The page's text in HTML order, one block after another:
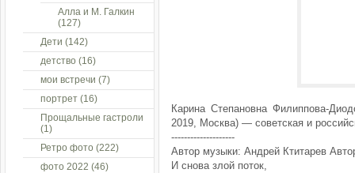
Карина Степановна Филиппова-
2019, Москва) — советская и
--------------------
Автор музыки: Андрей Ктитарев
И снова злой поток,
Алла и М. Галкин
(127)
Дети (142)
детство (16)
мои встречи (7)
портрет (16)
Прощальные гастроли
(1)
Ретро фото (222)
фото 2022 (46)